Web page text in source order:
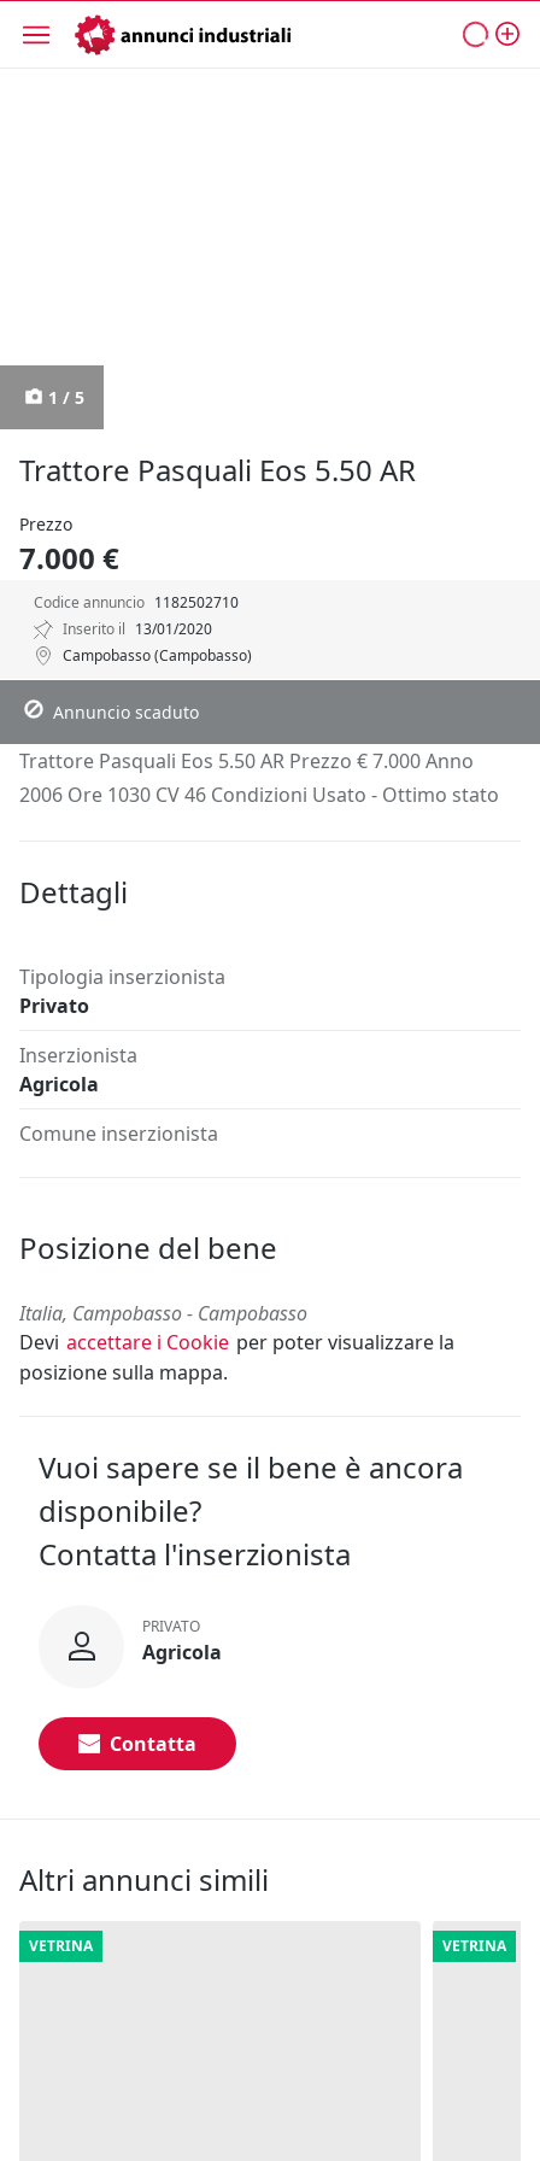
1 / 5
Trattore Pasquali Eos 5.50 AR
Prezzo
7.000 €
Codice annuncio 1182502710
Inserito il 13/01/2020
Campobasso (Campobasso)
Descrizione
Dettagli Posizione Richiedi Info
Annuncio scaduto
Trattore Pasquali Eos 5.50 AR Prezzo € 7.000 Anno
2006 Ore 1030 CV 46 Condizioni Usato - Ottimo stato
Dettagli
Tipologia inserzionista
Privato
Inserzionista
Agricola
Comune inserzionista
Posizione del bene
Italia, Campobasso - Campobasso
Devi accettare i Cookie per poter visualizzare la
posizione sulla mappa.
Vuoi sapere se il bene è ancora
disponibile?
Contatta l'inserzionista
PRIVATO
Agricola
Contatta
Altri annunci simili
VETRINA VETRINA